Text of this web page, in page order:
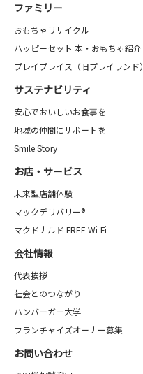
ファミリー
おもちゃリサイクル
ハッピーセット 本・おもちゃ紹介
プレイプレイス（旧プレイランド）
サステナビリティ
安心でおいしいお食事を
地域の仲間にサポートを
Smile Story
お店・サービス
未来型店舗体験
マックデリバリー®
マクドナルド FREE Wi-Fi
会社情報
代表挨拶
社会とのつながり
ハンバーガー大学
フランチャイズオーナー募集
お問い合わせ